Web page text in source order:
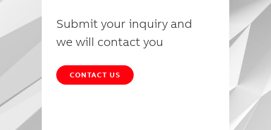
Submit your inquiry and
we will contact you
CONTACT US